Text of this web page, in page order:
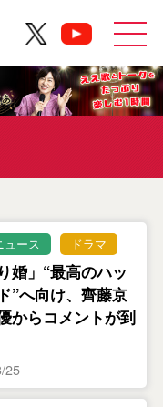
ュース ドラマ
婚」“最高のハッ
”へ向け、齊藤京
からコメントが到
25